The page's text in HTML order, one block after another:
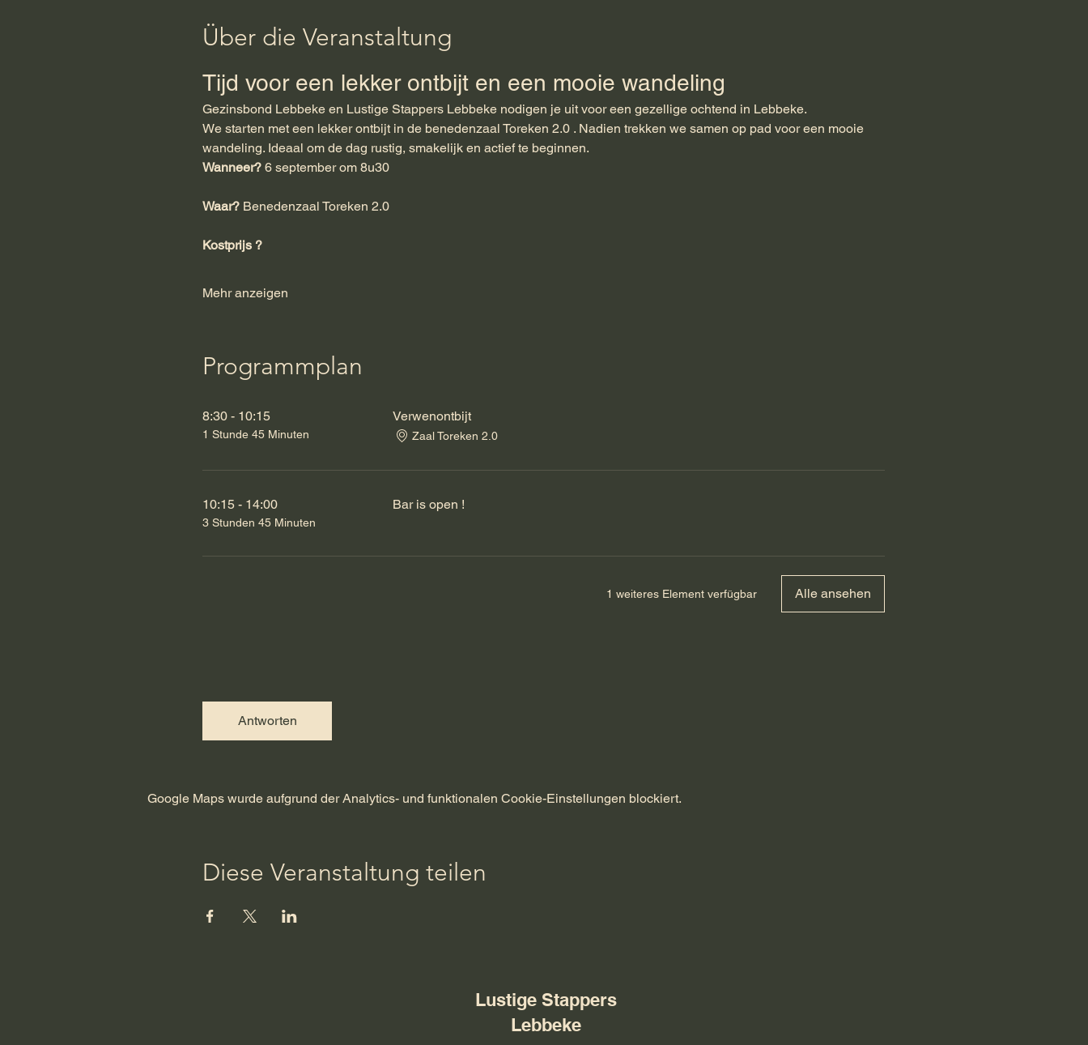
Über die Veranstaltung
Tijd voor een lekker ontbijt en een mooie wandeling
Gezinsbond Lebbeke en Lustige Stappers Lebbeke nodigen je uit voor een gezellige ochtend in Lebbeke.
We starten met een lekker ontbijt in de benedenzaal Toreken 2.0 . Nadien trekken we samen op pad voor een mooie
wandeling. Ideaal om de dag rustig, smakelijk en actief te beginnen.
Wanneer? 6 september om 8u30
Waar? Benedenzaal Toreken 2.0
Kostprijs ?
Mehr anzeigen
Programmplan
8:30 - 10:15
1 Stunde 45 Minuten
Verwenontbijt
Zaal Toreken 2.0
10:15 - 14:00
3 Stunden 45 Minuten
Bar is open !
1 weiteres Element verfügbar Alle ansehen
Antworten
Google Maps wurde aufgrund der Analytics- und funktionalen Cookie-Einstellungen blockiert.
Diese Veranstaltung teilen
Lustige Stappers
Lebbeke